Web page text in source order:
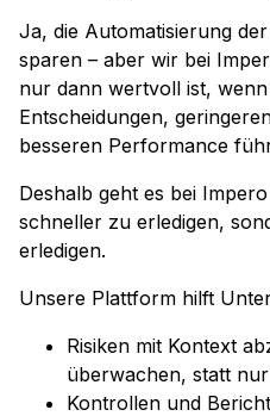
Ja, die Automatisierung
sparen – aber wir bei
nur dann wertvoll ist,
Entscheidungen,
besseren Performance
Deshalb geht es bei
schneller zu erledigen,
erledigen.
Unsere Plattform hilft
Risiken mit Kontext
überwachen, statt
Kontrollen und